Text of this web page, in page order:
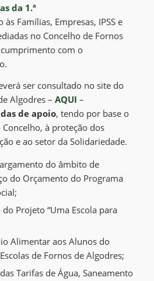
da 1.ª
àsFamílias, Empresas, IPSS e
no Concelho de Fornos
com o
ser consultado no site do
Algodres – AQUI –
de apoio, tendo por base o
à proteção dos
e ao setor da Solidariedade.
do âmbito de
do Orçamento do Programa
Projeto “Uma Escola para
Alimentar aos Alunos do
de Fornos de Algodres;
Tarifas de Água, Saneamento